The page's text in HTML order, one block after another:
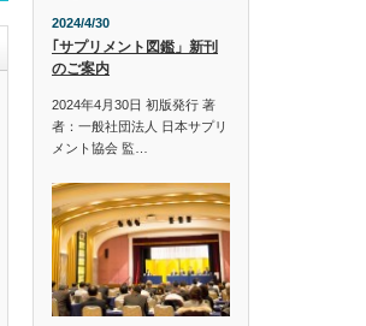
2024/4/30
｢サプリメント図鑑」新刊
のご案内
2024年4月30日 初版発行 著
者：一般社団法人 日本サプリ
メント協会 監…